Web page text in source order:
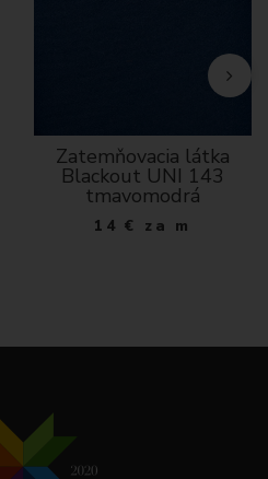
Zatemňovacia látka
Blackout UNI 143
tmavomodrá
14 € za m